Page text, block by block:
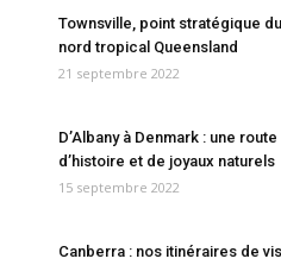
Townsville, point stratégique du
nord tropical Queensland
21 septembre 2022
D’Albany à Denmark : une route
d’histoire et de joyaux naturels
15 septembre 2022
Canberra : nos itinéraires de